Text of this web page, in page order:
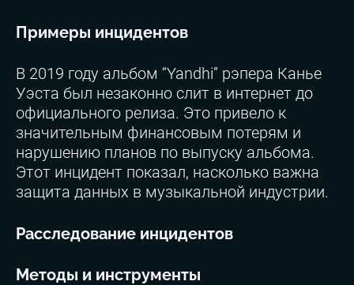
Примеры инцидентов
В 2019 году альбом “Yandhi” рэпера Канье
Уэста был незаконно слит в интернет до
официального релиза. Это привело к
значительным финансовым потерям и
нарушению планов по выпуску альбома.
Этот инцидент показал, насколько важна
защита данных в музыкальной индустрии.
Расследование инцидентов
Методы и инструменты